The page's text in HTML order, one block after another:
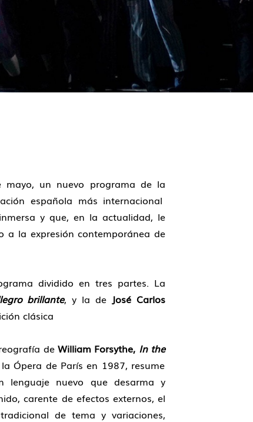
mayo, un nuevo programa de la
española más internacional
y que, en la actualidad, le
a la expresión contemporánea de
dividido en tres partes. La
brillante, y la de José Carlos
clásica
de William Forsythe, In the
Ópera de París en 1987, resume
nuevo que desarma y
carente de efectos externos, el
de tema y variaciones,